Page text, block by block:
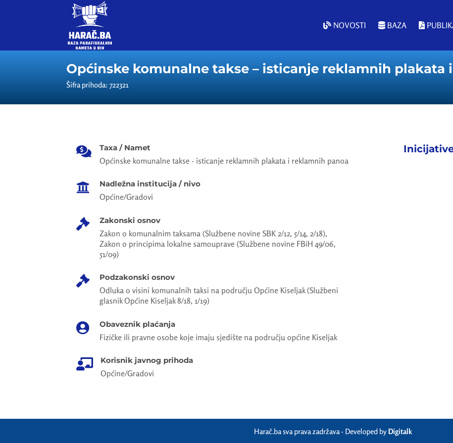
NOVOSTI BAZA
Općinske komunalne takse – isticanje reklamnih plakata
Šifra prihoda: 722321
 Taxa / Namet
Općinske komunalne takse - isticanje reklamnih plakata i reklamnih panoa
 Nadležna institucija / nivo
Općine/Gradovi
 Zakonski osnov
Zakon o komunalnim taksama (Službene novine SBK 2/12, 5/14, 2/18),
Zakon o principima lokalne samouprave (Službene novine FBiH 49/06,
51/09)
 Podzakonski osnov
Odluka o visini komunalnih taksi na području Općine Kiseljak (Službeni
glasnik Općine Kiseljak 8/18, 1/19)
 Obaveznik plaćanja
Fizičke ili pravne osobe koje imaju sjedište na području općine Kiseljak
 Korisnik javnog prihoda
Općine/Gradovi
Harač.ba sva prava zadržava - Developed byDigitalk